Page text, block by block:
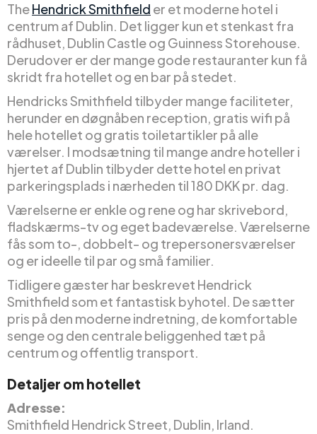
TheHendrick Smithfield er et moderne hotel i
centrum af Dublin. Det ligger kun et stenkast fra
rådhuset, Dublin Castle og Guinness Storehouse.
Derudover er der mange gode restauranter kun få
skridt fra hotellet og en bar på stedet.
Hendricks Smithfield tilbyder mange faciliteter,
herunder en døgnåben reception, gratis wifi på
hele hotellet og gratis toiletartikler på alle
værelser. I modsætning til mange andre hoteller i
hjertet af Dublin tilbyder dette hotel en privat
parkeringsplads i nærheden til 180 DKK pr. dag.
Værelserne er enkle og rene og har skrivebord,
fladskærms-tv og eget badeværelse. Værelserne
fås som to-, dobbelt- og trepersonersværelser
og er ideelle til par og små familier.
Tidligere gæster har beskrevet Hendrick
Smithfield som et fantastisk byhotel. De sætter
pris på den moderne indretning, de komfortable
senge og den centrale beliggenhed tæt på
centrum og offentlig transport.
Detaljer om hotellet
Adresse:
Smithfield Hendrick Street, Dublin, Irland.